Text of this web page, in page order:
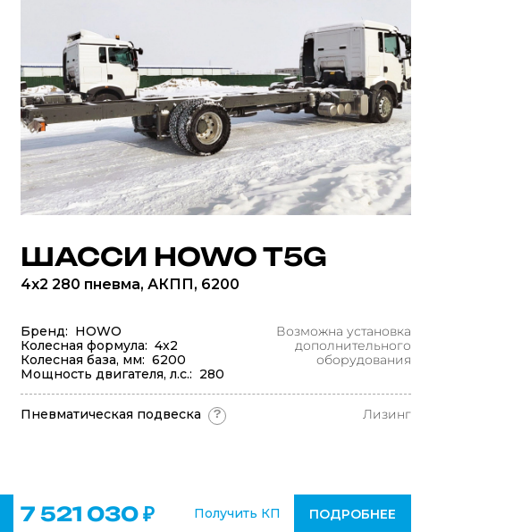
ШАССИ HOWO T5G
4x2 280 пневма, АКПП, 6200
Бренд: HOWO
Колесная формула: 4x2
Колесная база, мм: 6200
Мощность двигателя, л.с.: 280
Возможна установка
дополнительного
оборудования
Пневматическая подвеска ? Лизинг
7 521 030 ₽ Получить КП ПОДРОБНЕЕ